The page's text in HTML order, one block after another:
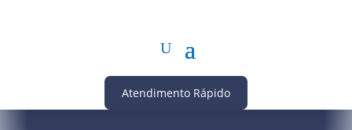
Atendimento Rápido